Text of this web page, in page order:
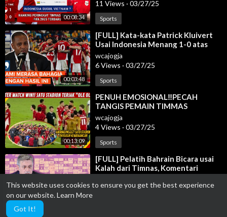
This website uses cookies to ensure you get the best experience
on our website.Learn More
Got It!
00:08:34
11 Views · 03/27/25
Sports
00:03:48
⁣[FULL] Kata-kata Patrick Kluivert
Usai Indonesia Menang 1-0 atas
Bahrain
wcajogja
6 Views · 03/27/25
Sports
00:13:09
⁣PENUH EMOSIONAL‼️PECAH
TANGIS PEMAIN TIMMAS
RAYAKAN KEMENANGAN DARI
BAHRAIN
wcajogja
4 Views · 03/27/25
Sports
⁣[FULL] Pelatih Bahrain Bicara usai
Kalah dari Timnas, Komentari
6 Views 03/27/25